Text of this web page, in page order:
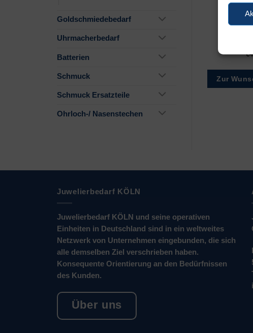
Goldschmiedebedarf
Uhrmacherbedarf
Batterien
Schmuck
Schmuck Ersatzteile
Ohrloch-/ Nasenstechen
Folie,
€
Zur
Juwelierbedarf KÖLN
Juwelierbedarf KÖLN und seine operativen
Einheiten in Deutschland sind in ein weltweites
Netzwerk von Unternehmen eingebunden, die sich
alle demselben Ziel verschrieben haben.
Konsequente Orientierung an den Bedürfnissen
des Kunden.
Über uns